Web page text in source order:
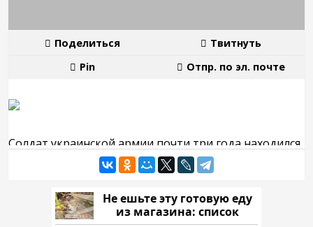
Не ешьте эту готовую еду
из магазина: список